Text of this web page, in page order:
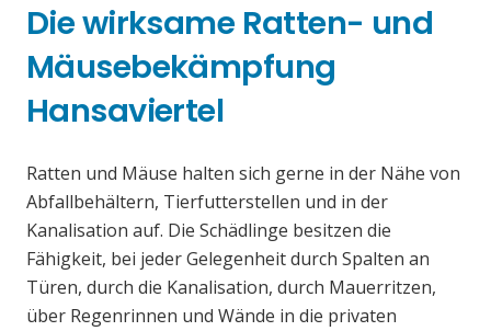
Die wirksame Ratten- und
Mäusebekämpfung
Hansaviertel
Ratten und Mäuse halten sich gerne in der Nähe von
Abfallbehältern, Tierfutterstellen und in der
Kanalisation auf. Die Schädlinge besitzen die
Fähigkeit, bei jeder Gelegenheit durch Spalten an
Türen, durch die Kanalisation, durch Mauerritzen,
über Regenrinnen und Wände in die privaten